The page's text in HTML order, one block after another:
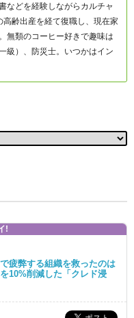
などを経験しながらカルチャ
齢出産を経て復職し、現在家
無類のコーヒー好きで趣味は
級）、防災士。いつかはイン
!
疲弊する組織を救ったのは
10%削減した「クレド浸